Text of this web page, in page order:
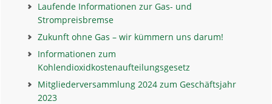
Laufende Informationen zur Gas- und
Strompreisbremse
Zukunft ohne Gas – wir kümmern uns darum!
Informationen zum
Kohlendioxidkostenaufteilungsgesetz
Mitgliederversammlung 2024 zum Geschäftsjahr
2023